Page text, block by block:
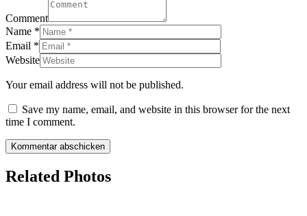
Comment
Name *
Email *
Website
Your email address will not be published.
Save my name, email, and website in this browser for the next
time I comment.
Related Photos